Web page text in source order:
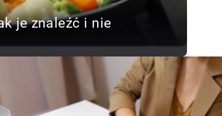
je znaleźć i nie